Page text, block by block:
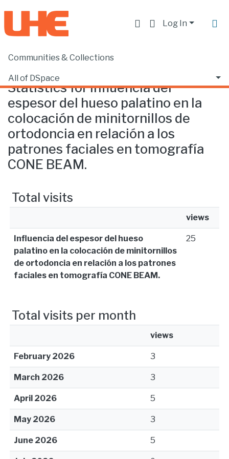
Log In
Communities & Collections
All of DSpace
Home Statistics
Statistics for Influencia del
espesor del hueso palatino en la
colocación de minitornillos de
ortodoncia en relación a los
patrones faciales en tomografía
CONE BEAM.
Total visits
views
Influencia del espesor del hueso
palatino en la colocación de minitornillos
de ortodoncia en relación a los patrones
faciales en tomografía CONE BEAM.
25
Total visits per month
views
February 2026 3
March 2026 3
April 2026 5
May 2026 3
June 2026 5